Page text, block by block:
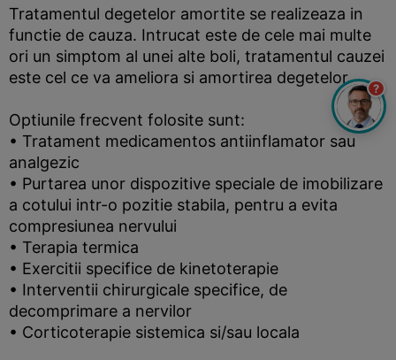
Tratamentul degetelor amortite se realizeaza in
functie de cauza. Intrucat este de cele mai multe
ori un simptom al unei alte boli, tratamentul cauzei
este cel ce va ameliora si amortirea degetelor.
Optiunile frecvent folosite sunt:
• Tratament medicamentos antiinflamator sau
analgezic
• Purtarea unor dispozitive speciale de imobilizare
a cotului intr-o pozitie stabila, pentru a evita
compresiunea nervului
• Terapia termica
• Exercitii specifice de kinetoterapie
• Interventii chirurgicale specifice, de
decomprimare a nervilor
• Corticoterapie sistemica si/sau locala
?